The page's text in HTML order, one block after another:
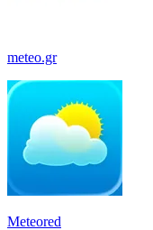
meteo.gr
Meteored